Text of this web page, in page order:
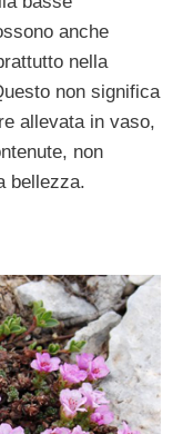
anche
nella
non significa
allevata in vaso,
non
bellezza.